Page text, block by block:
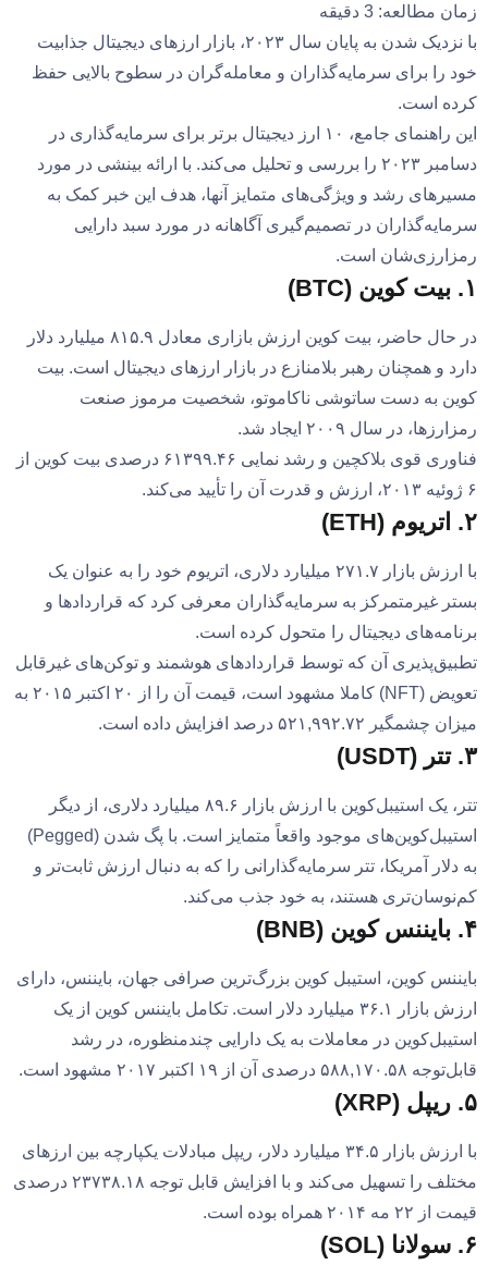
زمان مطالعه: 3 دقیقه
با نزدیک شدن به پایان سال ۲۰۲۳، بازار ارزهای دیجیتال جذابیت
خود را برای سرمایه‌گذاران و معامله‌گران در سطوح بالایی حفظ
کرده است.
این راهنمای جامع، ۱۰ ارز دیجیتال برتر برای سرمایه‌گذاری در
دسامبر ۲۰۲۳ را بررسی و تحلیل می‌کند. با ارائه بینشی در مورد
مسیرهای رشد و ویژگی‌های متمایز آنها، هدف این خبر کمک به
سرمایه‌گذاران در تصمیم‌گیری آگاهانه در مورد سبد دارایی
رمزارزی‌شان است.
۱. بیت کوین (BTC)
در حال حاضر، بیت کوین ارزش بازاری معادل ۸۱۵.۹ میلیارد دلار
دارد و همچنان رهبر بلامنازع در بازار ارزهای دیجیتال است. بیت
کوین به دست ساتوشی ناکاموتو، شخصیت مرموز صنعت
رمزارزها، در سال ۲۰۰۹ ایجاد شد.
فناوری قوی بلاکچین و رشد نمایی ۶۱۳۹۹.۴۶ درصدی بیت کوین از
۶ ژوئیه ۲۰۱۳، ارزش و قدرت آن را تأیید می‌کند.
۲. اتریوم (ETH)
با ارزش بازار ۲۷۱.۷ میلیارد دلاری، اتریوم خود را به عنوان یک
بستر غیرمتمرکز به سرمایه‌گذاران معرفی کرد که قراردادها و
برنامه‌های دیجیتال را متحول کرده است.
تطبیق‌پذیری آن که توسط قراردادهای هوشمند و توکن‌های غیرقابل
تعویض (NFT) کاملا مشهود است، قیمت آن را از ۲۰ اکتبر ۲۰۱۵ به
میزان چشمگیر ۵۲۱,۹۹۲.۷۲ درصد افزایش داده است.
۳. تتر (USDT)
تتر، یک استیبل‌کوین با ارزش بازار ۸۹.۶ میلیارد دلاری، از دیگر
استیبل‌کوین‌های موجود واقعاً متمایز است. با پگ شدن (Pegged)
به دلار آمریکا، تتر سرمایه‌گذارانی را که به دنبال ارزش ثابت‌تر و
کم‌نوسان‌تری هستند، به خود جذب می‌کند.
۴. بایننس کوین (BNB)
بایننس کوین، استیبل کوین بزرگ‌ترین صرافی جهان، بایننس، دارای
ارزش بازار ۳۶.۱ میلیارد دلار است. تکامل بایننس کوین از یک
استیبل‌کوین در معاملات به یک دارایی چندمنظوره، در رشد
قابل‌توجه ۵۸۸,۱۷۰.۵۸ درصدی آن از ۱۹ اکتبر ۲۰۱۷ مشهود است.
۵. ریپل (XRP)
با ارزش بازار ۳۴.۵ میلیارد دلار، ریپل مبادلات یکپارچه بین ارزهای
مختلف را تسهیل می‌کند و با افزایش قابل توجه ۲۳۷۳۸.۱۸ درصدی
قیمت از ۲۲ مه ۲۰۱۴ همراه بوده است.
۶. سولانا (SOL)